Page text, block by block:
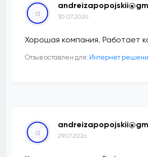
a 30.07.2026
Хорошая компания. Работает
Отзыв оставлен для: Интернет
a 29.07.2026